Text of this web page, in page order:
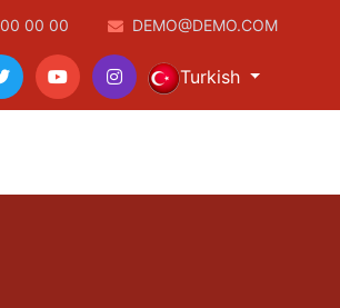
00 00 DEMO@DEMO.COM
Turkish